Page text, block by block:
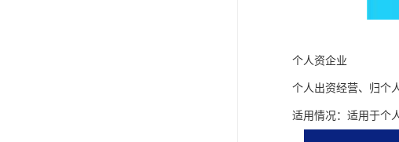
个人资企业
个人出资经营、归个
适用情况：适用于个